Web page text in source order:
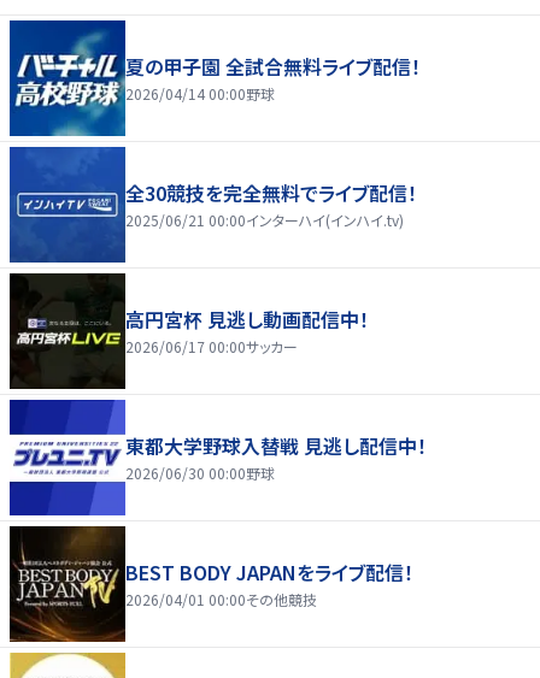
夏の甲子園 全試合無料ライブ配信！
2026/04/14 00:00野球
全30競技を完全無料でライブ配信！
2025/06/21 00:00インターハイ(インハイ.tv)
高円宮杯 見逃し動画配信中！
2026/06/17 00:00サッカー
東都大学野球入替戦 見逃し配信中！
2026/06/30 00:00野球
BEST BODY JAPANをライブ配信！
2026/04/01 00:00その他競技